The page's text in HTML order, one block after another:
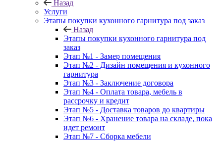
Назад
Услуги
Этапы покупки кухонного гарнитура под заказ
Назад
Этапы покупки кухонного гарнитура под
заказ
Этап №1 - Замер помещения
Этап №2 - Дизайн помещения и кухонного
гарнитура
Этап №3 - Заключение договора
Этап №4 - Оплата товара, мебель в
рассрочку и кредит
Этап №5 - Доставка товаров до квартиры
Этап №6 - Хранение товара на складе, пока
идет ремонт
Этап №7 - Сборка мебели